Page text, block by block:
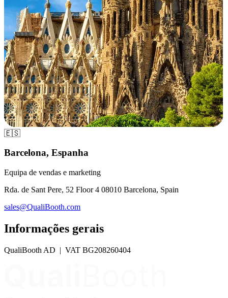
🇪🇸
Barcelona, Espanha
Equipa de vendas e marketing
Rda. de Sant Pere, 52 Floor 4 08010 Barcelona, Spain
sales@QualiBooth.com
Informações gerais
QualiBooth AD | VAT BG208260404